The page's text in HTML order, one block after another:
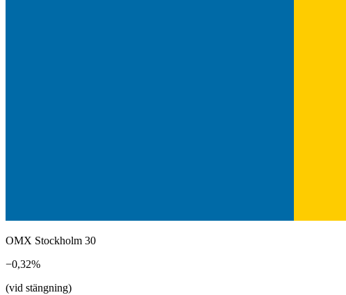
OMX Stockholm 30
−0,32%
(vid stängning)